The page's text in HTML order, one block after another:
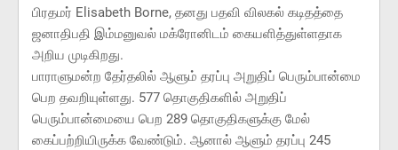
பிரதமர் Elisabeth Borne, தனது பதவி விலகல் கடிதத்தை
ஜனாதிபதி இம்மனுவல் மக்ரோனிடம் கையளித்துள்ளதாக
அறிய முடிகிறது.
பாராளுமன்ற தேர்தலில் ஆளும் தரப்பு அறுதிப் பெரும்பான்மை
பெற தவறியுள்ளது. 577 தொகுதிகளில் அறுதிப்
பெரும்பான்மையை பெற 289 தொகுதிகளுக்கு மேல்
கைப்பற்றியிருக்க வேண்டும். ஆனால் ஆளும் தரப்பு 245